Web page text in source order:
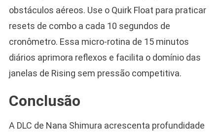
obstáculos aéreos. Use o Quirk Float para praticar
resets de combo a cada 10 segundos de
cronômetro. Essa micro-rotina de 15 minutos
diários aprimora reflexos e facilita o domínio das
janelas de Rising sem pressão competitiva.
Conclusão
A DLC de Nana Shimura acrescenta profundidade